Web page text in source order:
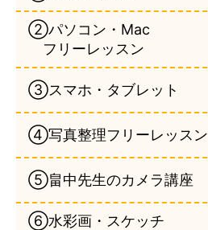
②パソコン・Mac
フリーレッスン
③スマホ・タブレット
④写真整理フリーレッスン
⑤畠中先生のカメラ講座
⑥水彩画・スケッチ